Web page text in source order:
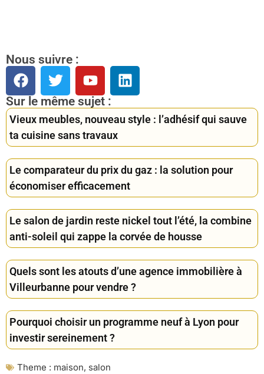
Nous suivre :
Sur le même sujet :
Vieux meubles, nouveau style : l’adhésif qui sauve
ta cuisine sans travaux
Le comparateur du prix du gaz : la solution pour
économiser efficacement
Le salon de jardin reste nickel tout l’été, la combine
anti-soleil qui zappe la corvée de housse
Quels sont les atouts d’une agence immobilière à
Villeurbanne pour vendre ?
Pourquoi choisir un programme neuf à Lyon pour
investir sereinement ?
Theme : maison, salon